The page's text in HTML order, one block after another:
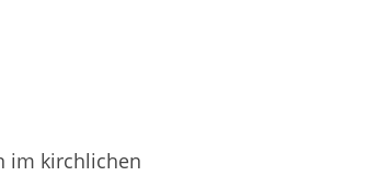
im kirchlichen